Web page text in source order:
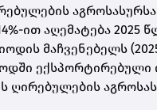
ით აღემატება 2025
მაჩვენებელს
ექსპორტირებული
ღირებულების